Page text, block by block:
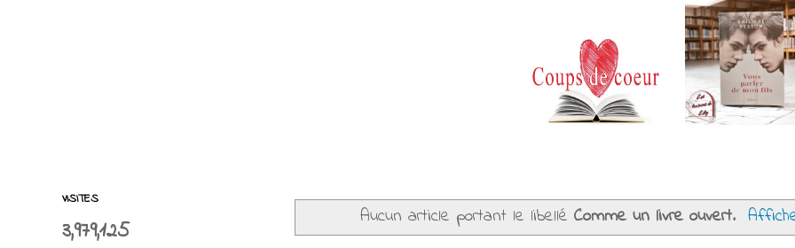
Aucun article portant le libellé Comme un livre ouvert.
VISITES
3,979,125